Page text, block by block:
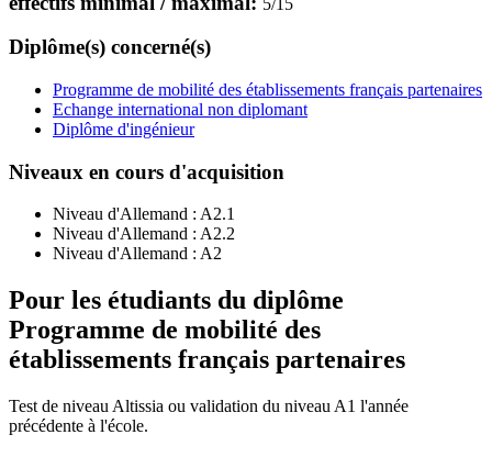
Diplôme(s) concerné(s)
Programme de mobilité des établissements français partenaires
Echange international non diplomant
Diplôme d'ingénieur
Niveaux en cours d'acquisition
Niveau d'Allemand : A2.1
Niveau d'Allemand : A2.2
Niveau d'Allemand : A2
Pour les étudiants du diplôme
Programme de mobilité des
établissements français partenaires
Test de niveau Altissia ou validation du niveau A1 l'année
précédente à l'école.